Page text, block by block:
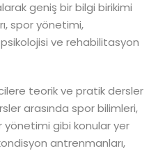
geniş bir bilgi birikimi
spor yönetimi,
ve rehabilitasyon
teorik ve pratik dersler
arasında spor bilimleri,
gibi konular yer
antrenmanları,